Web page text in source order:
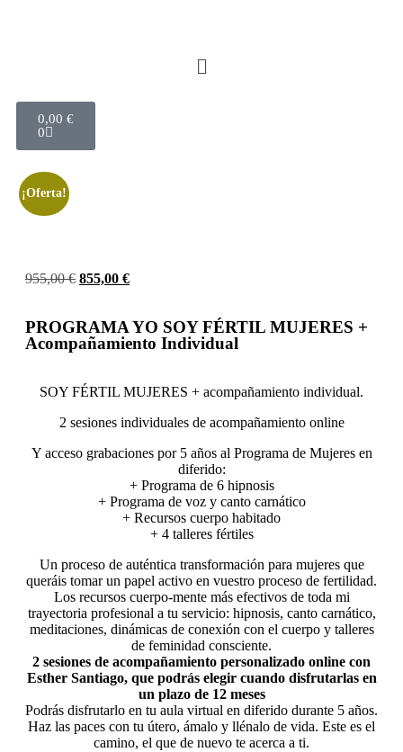
0,00 €
0
¡Oferta!
955,00€ 855,00 €
PROGRAMA YO SOY FÉRTIL MUJERES +
Acompañamiento Individual
SOY FÉRTIL MUJERES + acompañamiento individual.
2 sesiones individuales de acompañamiento online
Y acceso grabaciones por 5 años al Programa de Mujeres en
diferido:
+ Programa de 6 hipnosis
+ Programa de voz y canto carnático
+ Recursos cuerpo habitado
+ 4 talleres fértiles
Un proceso de auténtica transformación para mujeres que
queráis tomar un papel activo en vuestro proceso de fertilidad.
Los recursos cuerpo-mente más efectivos de toda mi
trayectoria profesional a tu servicio: hipnosis, canto carnático,
meditaciones, dinámicas de conexión con el cuerpo y talleres
de feminidad consciente.
2 sesiones de acompañamiento personalizado online con
Esther Santiago, que podrás elegir cuando disfrutarlas en
un plazo de 12 meses​
Podrás disfrutarlo en tu aula virtual en diferido durante 5 años.
Haz las paces con tu útero, ámalo y llénalo de vida. Este es el
camino, el que de nuevo te acerca a ti.